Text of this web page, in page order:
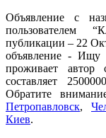
Объявление с
пользователем
публикации – 22
объявление - Ищу
проживает автор
составляет
Обратите
Петропавловск,
Киев.